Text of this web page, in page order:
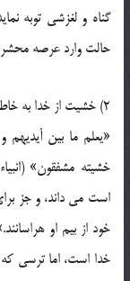
گناه و لغزشی توبه
حالت وارد عرصه محشر
2) خشیت از خدا به خاطر عذاب اخروی
«یعلم ما بین
است می داند، و جز
خود از بیم او
خدا است، اما ترسی که